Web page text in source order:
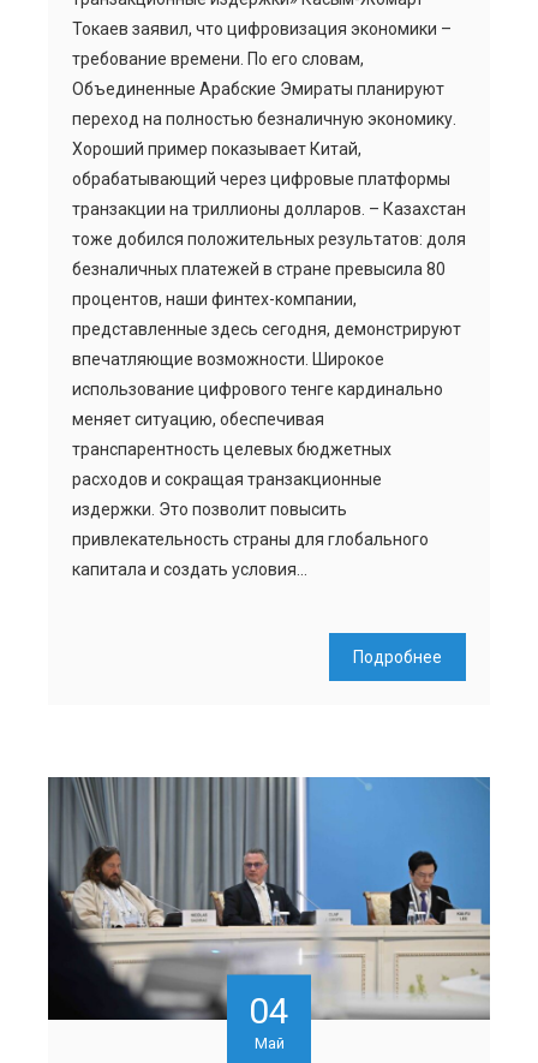
Токаев заявил, что цифровизация экономики –
требование времени. По его словам,
Объединенные Арабские Эмираты планируют
переход на полностью безналичную экономику.
Хороший пример показывает Китай,
обрабатывающий через цифровые платформы
транзакции на триллионы долларов. – Казахстан
тоже добился положительных результатов: доля
безналичных платежей в стране превысила 80
процентов, наши финтех-компании,
представленные здесь сегодня, демонстрируют
впечатляющие возможности. Широкое
использование цифрового тенге кардинально
меняет ситуацию, обеспечивая
транспарентность целевых бюджетных
расходов и сокращая транзакционные
издержки. Это позволит повысить
привлекательность страны для глобального
капитала и создать условия…
Подробнее
04
Май